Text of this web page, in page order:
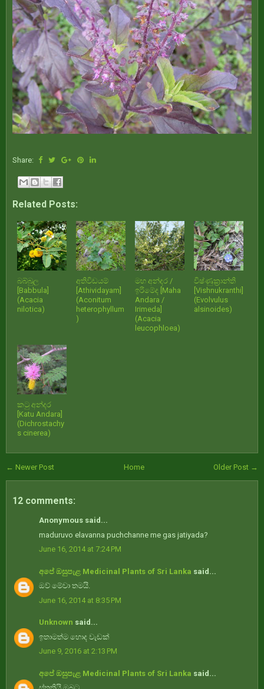
Share:
Related Posts:
බබ්බුල
[Babbula]
(Acacia
nilotica)
අතිවිඩයම්
[Athividayam]
(Aconitum
heterophyllum
)
මහ අන්දර /
ඉරිමේද [Maha
Andara /
Irimeda]
(Acacia
leucophloea)
විෂ්ණුක්‍රාන්ති
[Vishnukranthi]
(Evolvulus
alsinoides)
කටු අන්දර
[Katu Andara]
(Dichrostachy
s cinerea)
← Newer Post Older Post →
Home
12 comments:
Anonymous said...
maduruvo elavanna puchchanne me gas jatiyada?
June 16, 2014 at 7:24 PM
අපේ ඔසුපැළ Medicinal Plants of Sri Lanka said...
ඔව් මේවා තමයි.
June 16, 2014 at 8:35 PM
Unknown said...
ඉතාමත්ම හොද වැඩක්
June 9, 2016 at 2:13 PM
අපේ ඔසුපැළ Medicinal Plants of Sri Lanka said...